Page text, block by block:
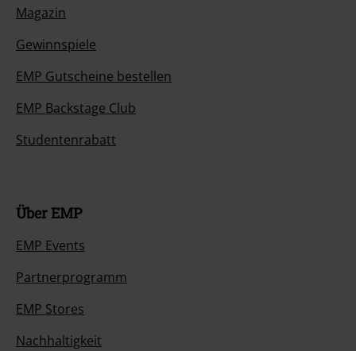
Magazin
Gewinnspiele
EMP Gutscheine bestellen
EMP Backstage Club
Studentenrabatt
Über EMP
EMP Events
Partnerprogramm
EMP Stores
Nachhaltigkeit